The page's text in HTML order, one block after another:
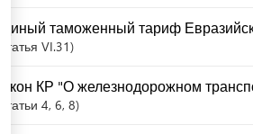
Единый таможенный тариф
Статья VI.31
Закон КР "О железнодорожном
Статьи 4, 6, 8